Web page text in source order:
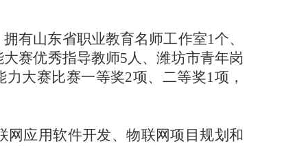
有山东省职业教育名师工作室1个、
赛优秀指导教师5人、潍坊市青年岗
大赛比赛一等奖2项、二等奖1项，
应用软件开发、物联网项目规划和